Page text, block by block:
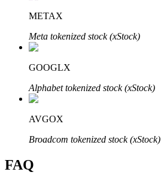
Partenaires Bitrue
METAX
Meta tokenized stock (xStock)
GOOGLX
Alphabet tokenized stock (xStock)
AVGOX
Broadcom tokenized stock (xStock)
FAQ